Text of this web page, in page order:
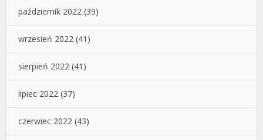
październik 2022 (39)
wrzesień 2022 (41)
sierpień 2022 (41)
lipiec 2022 (37)
czerwiec 2022 (43)